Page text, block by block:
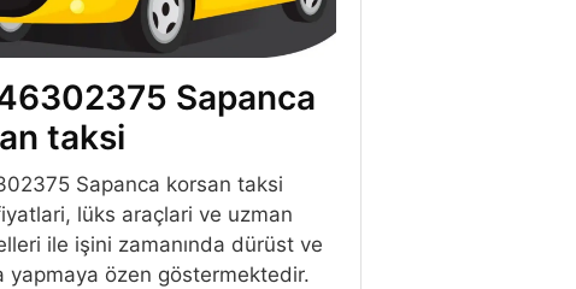
Sapanca
taksi
Sapanca korsan taksi
lüks araçlari ve uzman
ile işini zamanında dürüst ve
yapmaya özen göstermektedir.